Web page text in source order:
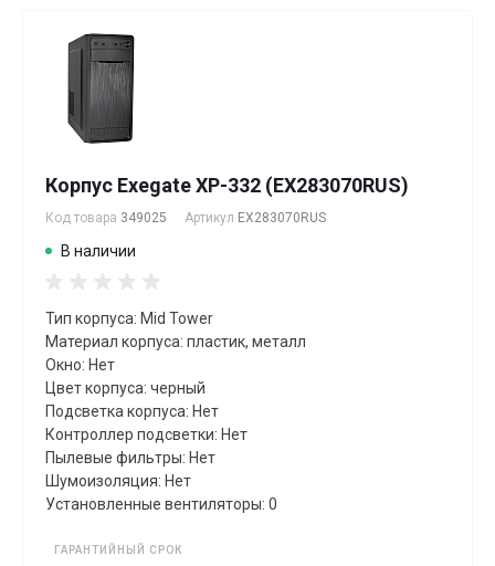
Корпус Exegate XP-332 (EX283070RUS)
Код товара 349025 Артикул EX283070RUS
В наличии
Тип корпуса: Mid Tower
Материал корпуса: пластик, металл
Окно: Нет
Цвет корпуса: черный
Подсветка корпуса: Нет
Контроллер подсветки: Нет
Пылевые фильтры: Нет
Шумоизоляция: Нет
Установленные вентиляторы: 0
ГАРАНТИЙНЫЙ СРОК